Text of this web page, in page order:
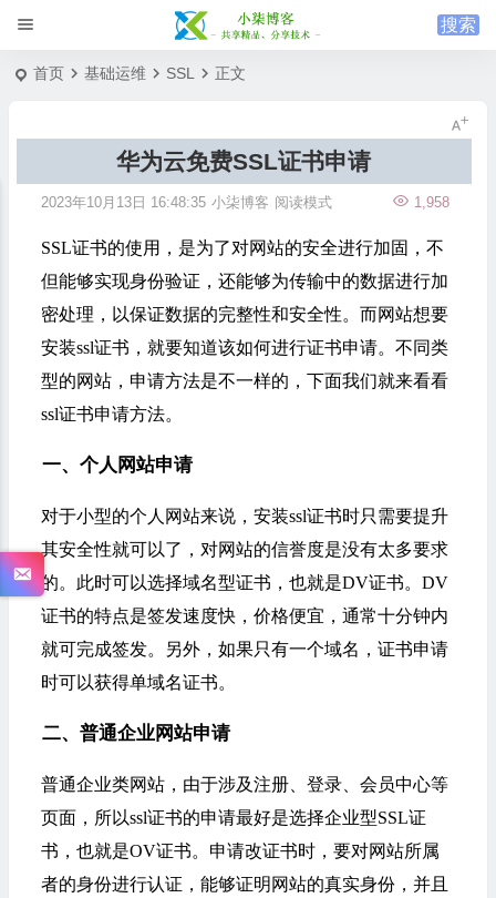
首页 基础运维 SSL 正文
华为云免费SSL证书申请
2023年10月13日 16:48:35 小柒博客 1,958
阅读模式
SSL证书的使用，是为了对网站的安全进行加固，不
但能够实现身份验证，还能够为传输中的数据进行加
密处理，以保证数据的完整性和安全性。而网站想要
安装ssl证书，就要知道该如何进行证书申请。不同类
型的网站，申请方法是不一样的，下面我们就来看看
ssl证书申请方法。
一、个人网站申请
对于小型的个人网站来说，安装ssl证书时只需要提升
其安全性就可以了，对网站的信誉度是没有太多要求
的。此时可以选择域名型证书，也就是DV证书。DV
证书的特点是签发速度快，价格便宜，通常十分钟内
就可完成签发。另外，如果只有一个域名，证书申请
时可以获得单域名证书。
二、普通企业网站申请
普通企业类网站，由于涉及注册、登录、会员中心等
页面，所以ssl证书的申请最好是选择企业型SSL证
书，也就是OV证书。申请改证书时，要对网站所属
者的身份进行认证，能够证明网站的真实身份，并且